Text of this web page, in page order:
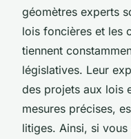
géomètres experts
lois foncières et les
tiennent
législatives. Leur
des projets aux lois
mesures précises,
litiges. Ainsi, si